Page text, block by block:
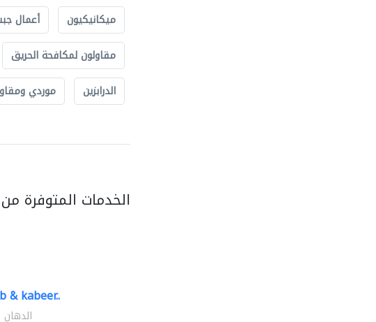
ميكانيكيون
أعمال
مقاولون لمكافحة الحريق
الدرابزين
موردي
الخدمات المتوفرة
& kabeer..
الدهان